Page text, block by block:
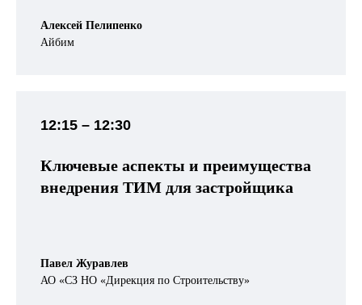
Алексей Пелипенко
Айбим
12:15 – 12:30
Ключевые аспекты и преимущества
внедрения ТИМ для застройщика
Павел Журавлев
АО «СЗ НО «Дирекция по Строительству»